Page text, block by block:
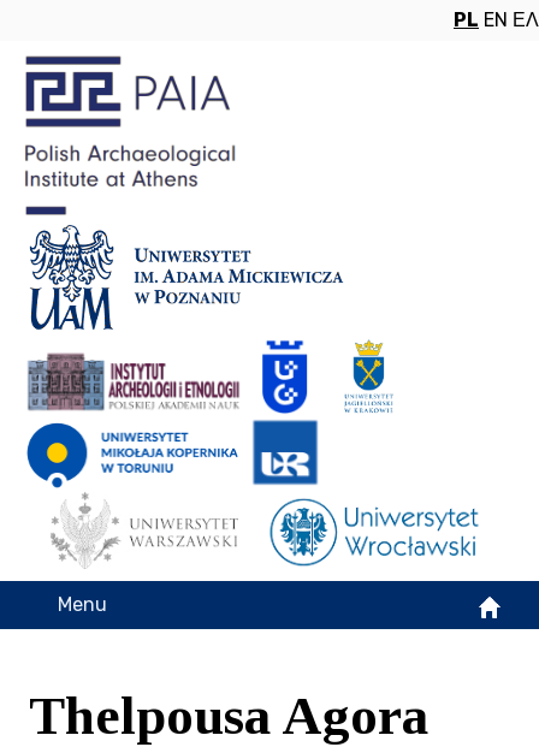
PL EN ΕΛ
Menu
Thelpousa Agora